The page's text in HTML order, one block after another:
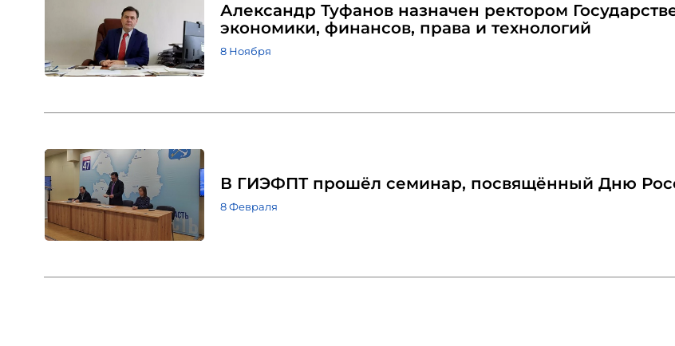
Александр Туфанов назначен ректором
экономики, финансов, права и технологий
8 Ноября
В ГИЭФПТ прошёл семинар, посвящённый Дню
8 Февраля